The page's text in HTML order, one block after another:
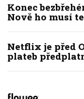
Konec
Nově ho musí
Netflix je před
plateb